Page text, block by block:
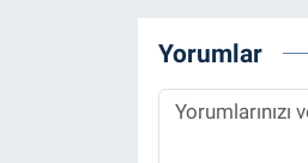
Yorumlar